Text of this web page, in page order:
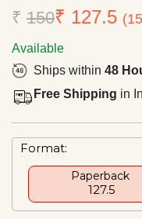
₹ 150₹ 127.5
Available
Ships within 48
Free Shipping in
Format:
Paperback
₹ 127.5